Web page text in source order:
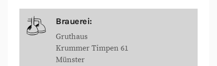
Brauerei:
Gruthaus
Krummer Timpen 61
Münster